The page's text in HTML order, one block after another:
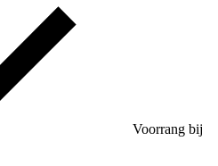
Voorrang bij